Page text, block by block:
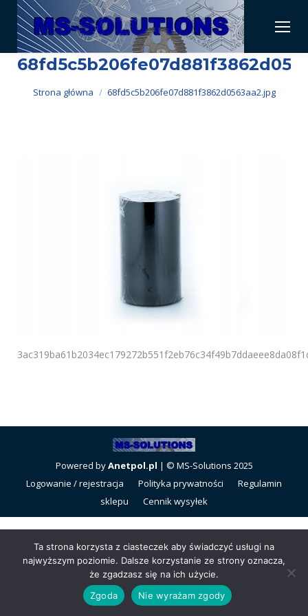
Jesteś tutaj:
Strona główna 68fd5c5b206fe07d881f3862d0563aa2.jpg
Powered byAnetpol.pl | © MS-Solutions 2025
Logowanie / rejestracja
Polityka prywatności
Regulamin
sklepu
Cennik wysyłek
Ta strona korzysta z ciasteczek aby świadczyć usługi na
najwyższym poziomie. Dalsze korzystanie ze strony oznacza,
że zgadzasz się na ich użycie.
Zgoda
Nie wyrażam zgody